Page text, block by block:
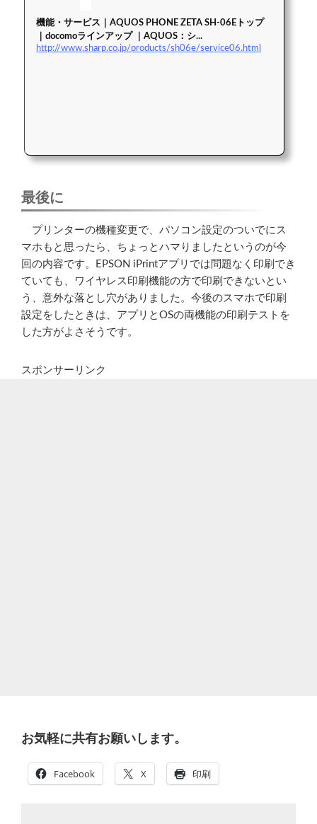
機能・サービス｜AQUOS PHONE ZETA SH-06Eトップ
｜docomoラインアップ ｜AQUOS：シ...
http://www.sharp.co.jp/products/sh06e/service06.html
最後に
プリンターの機種変更で、パソコン設定のついでにス
マホもと思ったら、ちょっとハマりましたというのが今
回の内容です。EPSON iPrintアプリでは問題なく印刷でき
ていても、ワイヤレス印刷機能の方で印刷できないとい
う、意外な落とし穴がありました。今後のスマホで印刷
設定をしたときは、アプリとOSの両機能の印刷テストを
した方がよさそうです。
スポンサーリンク
お気軽に共有お願いします。
Facebook X 印刷